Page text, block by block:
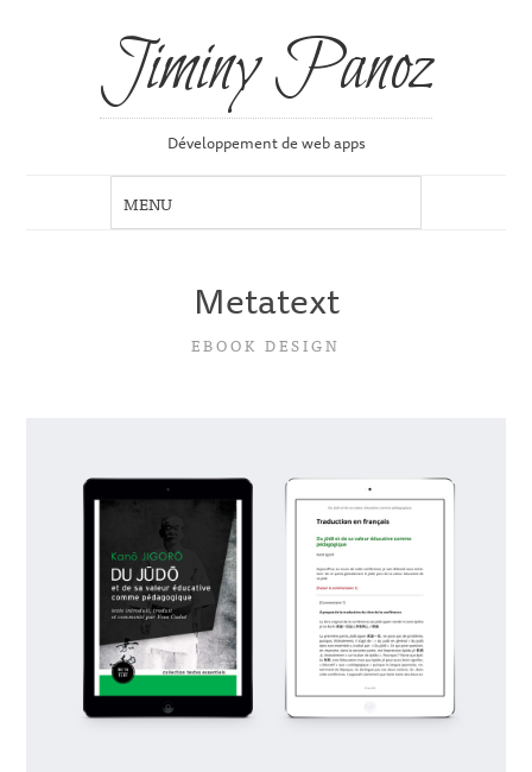
Jiminy Panoz
Développement de web apps
Metatext
EBOOK DESIGN